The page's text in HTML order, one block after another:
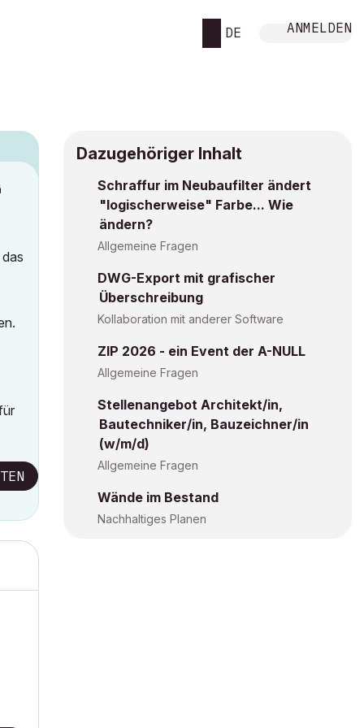
DE ANMELDEN
Dazugehöriger Inhalt
Schraffur im Neubaufilter ändert
"logischerweise" Farbe... Wie
ändern?
Allgemeine Fragen
DWG-Export mit grafischer
Überschreibung
Kollaboration mit anderer Software
ZIP 2026 - ein Event der A-NULL
Allgemeine Fragen
Stellenangebot Architekt/in,
Bautechniker/in, Bauzeichner/in
(w/m/d)
Allgemeine Fragen
Wände im Bestand
Nachhaltiges Planen